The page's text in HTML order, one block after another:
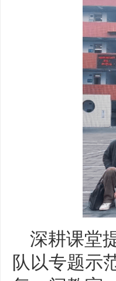
深耕课堂
队以专题示